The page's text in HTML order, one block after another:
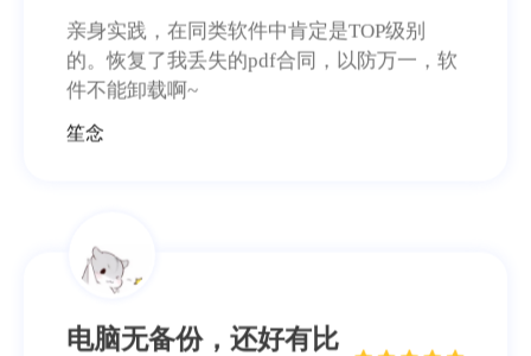
亲身实践，在同类软件中肯定是TOP级别
的。恢复了我丢失的pdf合同，以防万一，软
件不能卸载啊~
笙念
电脑无备份，还好有比